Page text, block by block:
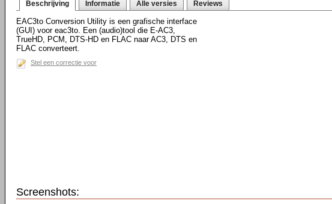
Beschrijving Informatie Alle versies Reviews
EAC3to Conversion Utility is een grafische interface
(GUI) voor eac3to. Een (audio)tool die E-AC3,
TrueHD, PCM, DTS-HD en FLAC naar AC3, DTS en
FLAC converteert.
Stel een correctie voor
Screenshots: